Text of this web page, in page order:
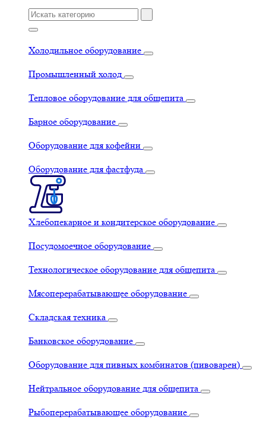
Холодильное оборудование
Промышленный холод
Тепловое оборудование для общепита
Барное оборудование
Оборудование для кофейни
Оборудование для фастфуда
Хлебопекарное и кондитерское оборудование
Посудомоечное оборудование
Технологическое оборудование для общепита
Мясоперерабатывающее оборудование
Складская техника
Банковское оборудование
Оборудование для пивных комбинатов (пивоварен)
Нейтральное оборудование для общепита
Рыбоперерабатывающее оборудование